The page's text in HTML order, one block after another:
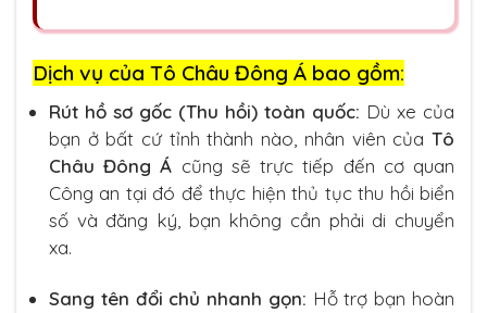
Dịch vụ của Tô Châu Đông Á bao gồm:
Rút hồ sơ gốc (Thu hồi) toàn quốc: Dù xe của
bạn ở bất cứ tỉnh thành nào, nhân viên của Tô
Châu Đông Á cũng sẽ trực tiếp đến cơ quan
Công an tại đó để thực hiện thủ tục thu hồi biển
số và đăng ký, bạn không cần phải di chuyển
xa.
Sang tên đổi chủ nhanh gọn: Hỗ trợ bạn hoàn